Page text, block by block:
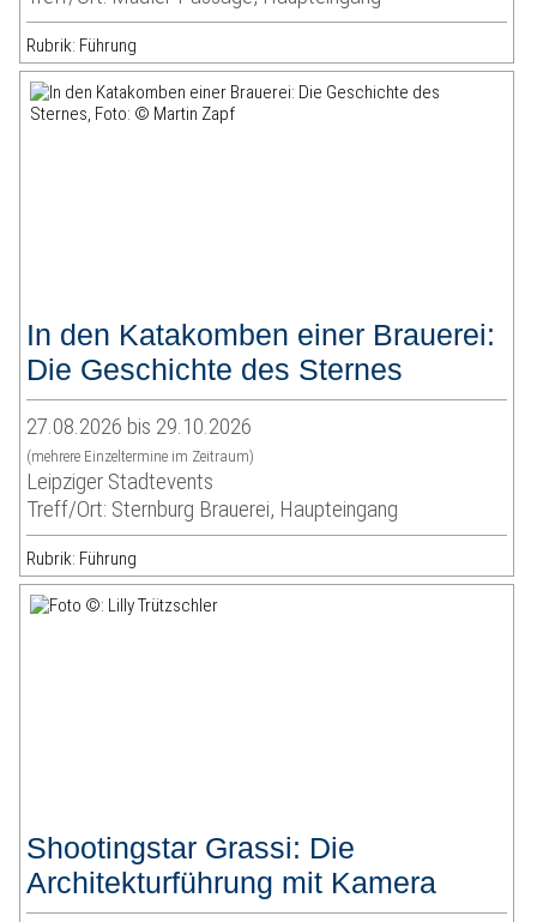
Rubrik: Führung
In den Katakomben einer Brauerei:
Die Geschichte des Sternes
27.08.2026 bis 29.10.2026
(mehrere Einzeltermine im Zeitraum)
Leipziger Stadtevents
Treff/Ort: Sternburg Brauerei, Haupteingang
Rubrik: Führung
Shootingstar Grassi: Die
Architekturführung mit Kamera